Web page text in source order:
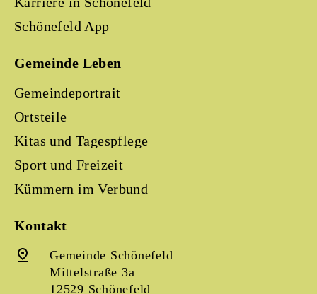
Schönefeld App
Gemeinde Leben
Gemeindeportrait
Ortsteile
Kitas und Tagespflege
Sport und Freizeit
Kümmern im Verbund
Kontakt
Gemeinde Schönefeld
Mittelstraße 3a
12529 Schönefeld